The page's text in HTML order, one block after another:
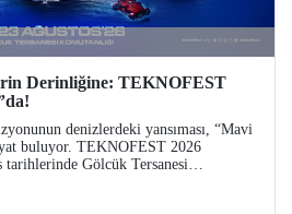
Derinliğine: TEKNOFEST
denizlerdeki yansıması, “Mavi
buluyor. TEKNOFEST 2026
tarihlerinde Gölcük Tersanesi
TEKNOFEST Mavi Vatan,
ön plana çıkacağı özel bir